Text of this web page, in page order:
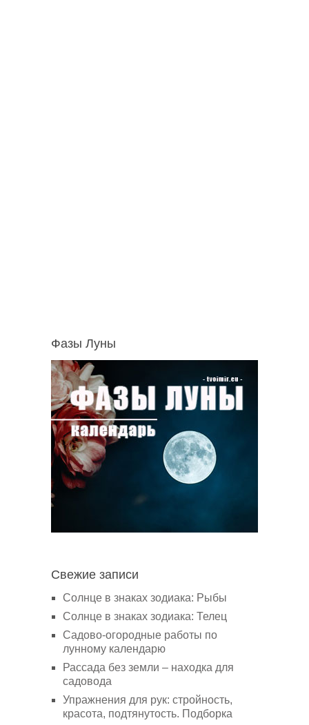
Фазы Луны
Свежие записи
Солнце в знаках зодиака: Рыбы
Солнце в знаках зодиака: Телец
Садово-огородные работы по
лунному календарю
Рассада без земли – находка для
садовода
Упражнения для рук: стройность,
красота, подтянутость. Подборка